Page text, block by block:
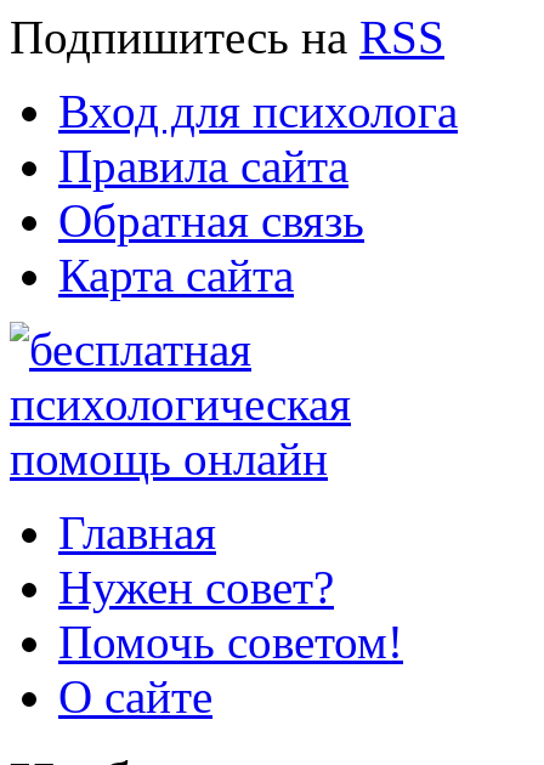
Подпишитесь на RSS
Вход для психолога
Правила сайта
Обратная связь
Карта сайта
Главная
Нужен совет?
Помочь советом!
О сайте